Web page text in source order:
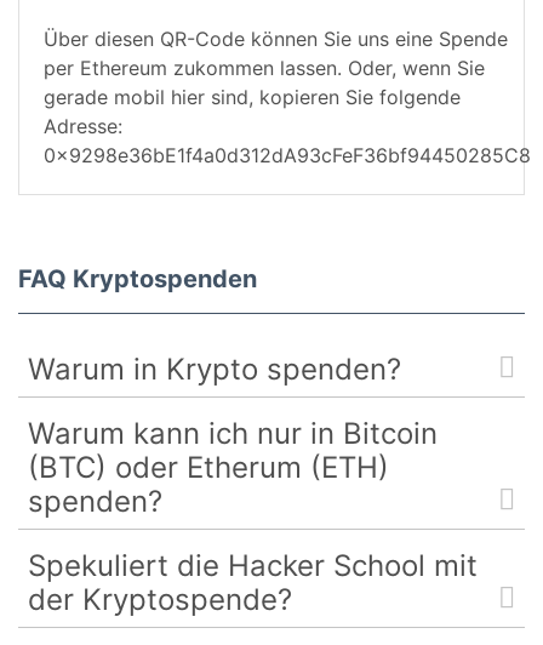
Über diesen QR-Code können Sie uns eine Spende
per Ethereum zukommen lassen. Oder, wenn Sie
gerade mobil hier sind, kopieren Sie folgende
Adresse:
0x9298e36bE1f4a0d312dA93cFeF36bf94450285C8
FAQ Kryptospenden
Warum in Krypto spenden?
Warum kann ich nur in Bitcoin
(BTC) oder Etherum (ETH)
spenden?
Spekuliert die Hacker School mit
der Kryptospende?